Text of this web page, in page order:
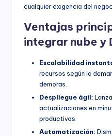
cualquier exigencia del
Ventajas
integrar nube y
Escalabilidad
recursos según la
demoras.
Despliegue ágil:
actualizaciones en
productivos.
Automatización: